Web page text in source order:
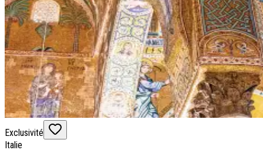
Exclusivité
Italie